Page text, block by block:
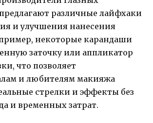
различные лайфхаки
и улучшения нанесения
некоторые карандаши
заточку или аппликатор
что позволяет
и любителям макияжа
стрелки и эффекты без
и временных затрат.